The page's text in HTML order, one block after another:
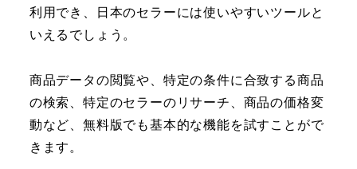
利用でき、日本のセラーには使いやすいツールと
いえるでしょう。
商品データの閲覧や、特定の条件に合致する商品
の検索、特定のセラーのリサーチ、商品の価格変
動など、無料版でも基本的な機能を試すことがで
きます。